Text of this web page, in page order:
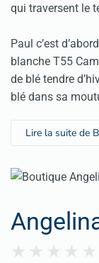
qui traversent le
Paul c’est
blanche T55
de blé tendre
blé dans sa
Lire la suite de